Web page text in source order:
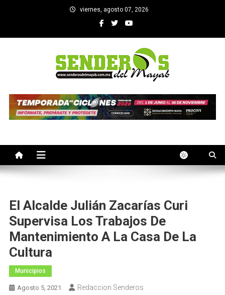
viernes, agosto 07, 2026
SENDEROS DEL MAYAB
El Alcalde Julián Zacarías Curi
Supervisa Los Trabajos De
Mantenimiento A La Casa De La
Cultura
Municipios
Agosto 5, 2021 Redaccion Senderos